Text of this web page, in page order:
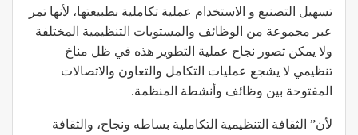
تسهيل التصنيع و الاستخدام عملية تكاملية بطبيعتها، لأنها تمر
عبر مجموعة من الوظائف والمستويات التنظيمية المختلفة
ولا يمكن تصور نجاح عملية التطوير هذه في ظل مناخ
تنظيمي لا يشجع عمليات التكامل والتعاون والاتصالات
المفتوحة بين وظائف وأنشطة المنظمة.
لأن” الثقافة التنظيمية التكاملية بساطه ونجاح، والثقافة